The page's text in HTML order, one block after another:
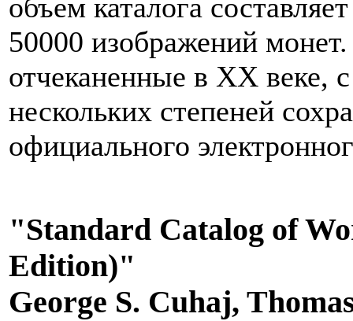
объем каталога
50000 изображений
отчеканенные в XX веке,
нескольких степеней
официального
"Standard Catalog of
Edition)"
George S. Cuhaj,